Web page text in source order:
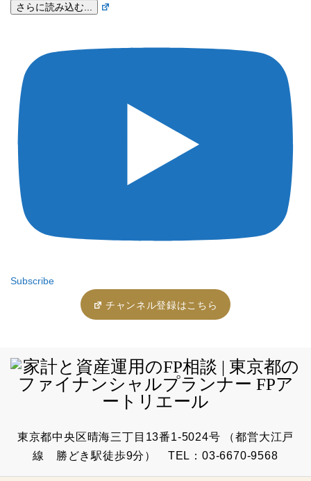
さらに読み込む...
Subscribe
チャンネル登録はこちら
東京都中央区晴海三丁目13番1-5024号 （都営大江戸
線 勝どき駅徒歩9分） TEL：03-6670-9568